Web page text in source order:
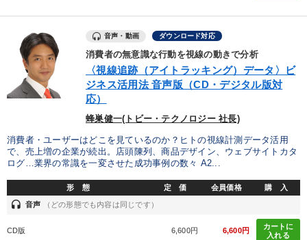
音声・動画 ダウンロード対応
消費者の無意識な行動を視線の動きで分析
〈視線追跡（アイトラッキング）データ〉ビ
ジネス活用法 音声版（CD・デジタル版対
応）
蜂巣健一(トビー・テクノロジー 社長)
消費者・ユーザーはどこを見ているのか？ヒトの視線計測データ活用
で、売上増の企業が続出。店頭陳列、商品デザイン、ウェブサイトカタ
ログ…業界の常識を一変させた成功事例の数々 A2...
形 態 定 価 会員価格 購 入
headset 音声 （どの形態でも内容は同じです）
CD版 6,600円 6,600円
カートに
入れる